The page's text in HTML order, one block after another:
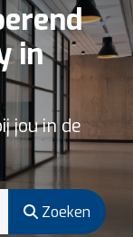
in
jou in de
Zoeken